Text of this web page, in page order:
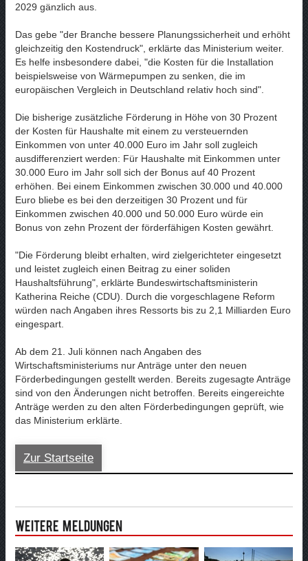
2029 gänzlich aus.
Das gebe "der Branche bessere Planungssicherheit und erhöht
gleichzeitig den Kostendruck", erklärte das Ministerium weiter.
Es helfe insbesondere dabei, "die Kosten für die Installation
beispielsweise von Wärmepumpen zu senken, die im
europäischen Vergleich in Deutschland relativ hoch sind".
Die bisherige zusätzliche Förderung in Höhe von 30 Prozent
der Kosten für Haushalte mit einem zu versteuernden
Einkommen von unter 40.000 Euro im Jahr soll zugleich
ausdifferenziert werden: Für Haushalte mit Einkommen unter
30.000 Euro im Jahr soll sich der Bonus auf 40 Prozent
erhöhen. Bei einem Einkommen zwischen 30.000 und 40.000
Euro bliebe es bei den derzeitigen 30 Prozent und für
Einkommen zwischen 40.000 und 50.000 Euro würde ein
Bonus von zehn Prozent der förderfähigen Kosten gewährt.
"Die Förderung bleibt erhalten, wird zielgerichteter eingesetzt
und leistet zugleich einen Beitrag zu einer soliden
Haushaltsführung", erklärte Bundeswirtschaftsministerin
Katherina Reiche (CDU). Durch die vorgeschlagene Reform
würden nach Angaben ihres Ressorts bis zu 2,1 Milliarden Euro
eingespart.
Ab dem 21. Juli können nach Angaben des
Wirtschaftsministeriums nur Anträge unter den neuen
Förderbedingungen gestellt werden. Bereits zugesagte Anträge
sind von den Änderungen nicht betroffen. Bereits eingereichte
Anträge werden zu den alten Förderbedingungen geprüft, wie
das Ministerium erklärte.
Zur Startseite
Weitere Meldungen